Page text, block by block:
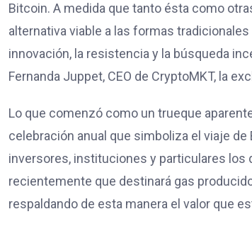
Bitcoin. A medida que tanto ésta como
alternativa viable a las formas
innovación, la resistencia y la búsqueda
Fernanda Juppet, CEO de CryptoMKT, la
Lo que comenzó como un trueque
celebración anual que simboliza el viaje
inversores, instituciones y particulares los
recientemente que destinará gas
respaldando de esta manera el valor que